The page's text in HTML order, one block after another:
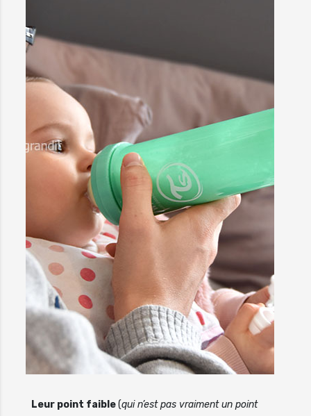
Leur point faible(qui n’est pas vraiment un point